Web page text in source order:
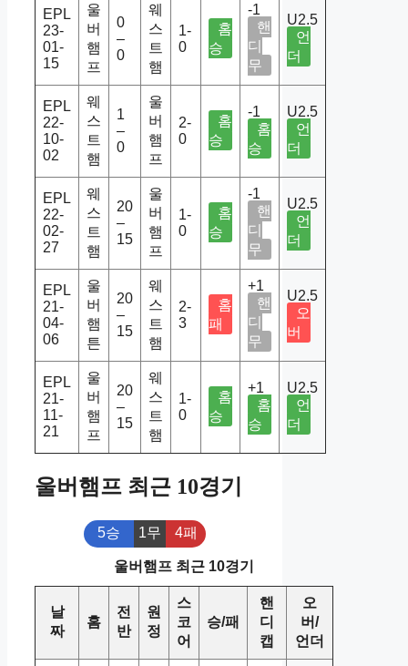
EPL
23-
01-
15
울
버
햄
프
0
–
0
웨
스
트
햄
1-
0
홈
승
-1
핸
디
무
U2.5
언
더
EPL
22-
10-
02
웨
스
트
햄
1
–
0
울
버
햄
프
2-
0
홈
승
-1
홈
승
U2.5
언
더
EPL
22-
02-
27
웨
스
트
햄
20
–
15
울
버
햄
프
1-
0
홈
승
-1
핸
디
무
U2.5
언
더
EPL
21-
04-
06
울
버
햄
튼
20
–
15
웨
스
트
햄
2-
3
홈
패
+1
핸
디
무
U2.5
오
버
EPL
21-
11-
21
울
버
햄
프
20
–
15
웨
스
트
햄
1-
0
홈
승
+1
홈
승
U2.5
언
더
울버햄프 최근 10경기
5승 1무 4패
울버햄프 최근 10경기
날
짜
홈
전
반
원
정
스
코
어
승/패
핸
디
캡
오
버/
언더